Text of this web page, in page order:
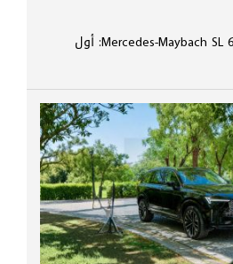
Mercedes-Maybach SL 680 Monogram Series: أول